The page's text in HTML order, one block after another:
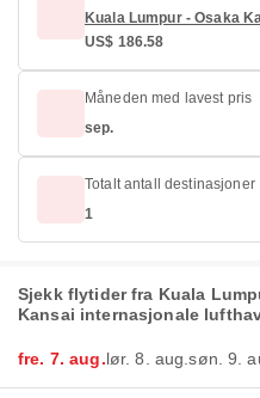
Kuala Lumpur - Osaka
US$ 186.58
Måneden med lavest pris
sep.
Totalt antall destinasjoner
1
Sjekk flytider fra Kuala
Kansai internasjonale
fre. 7. aug.lør. 8. aug.søn. 9.